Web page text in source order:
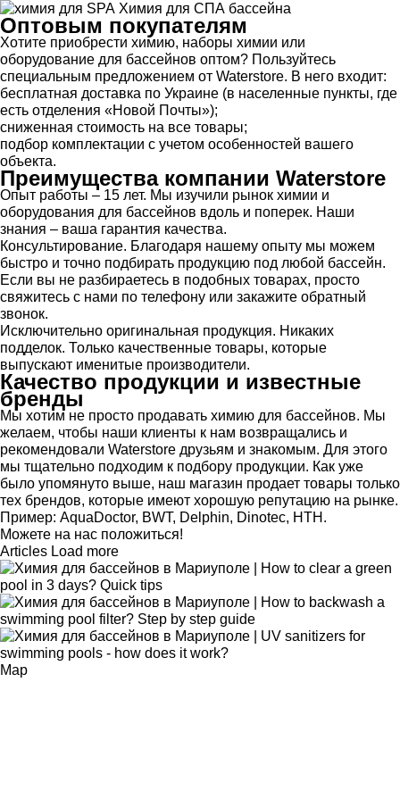
Химия для СПА бассейна
Оптовым покупателям
Хотите приобрести химию, наборы химии или
оборудование для бассейнов оптом? Пользуйтесь
специальным предложением от Waterstore. В него входит:
бесплатная доставка по Украине (в населенные пункты, где
есть отделения «Новой Почты»);
сниженная стоимость на все товары;
подбор комплектации с учетом особенностей вашего
объекта.
Преимущества компании Waterstore
Опыт работы – 15 лет. Мы изучили рынок химии и
оборудования для бассейнов вдоль и поперек. Наши
знания – ваша гарантия качества.
Консультирование. Благодаря нашему опыту мы можем
быстро и точно подбирать продукцию под любой бассейн.
Если вы не разбираетесь в подобных товарах, просто
свяжитесь с нами по телефону или закажите обратный
звонок.
Исключительно оригинальная продукция. Никаких
подделок. Только качественные товары, которые
выпускают именитые производители.
Качество продукции и известные
бренды
Мы хотим не просто продавать химию для бассейнов. Мы
желаем, чтобы наши клиенты к нам возвращались и
рекомендовали Waterstore друзьям и знакомым. Для этого
мы тщательно подходим к подбору продукции. Как уже
было упомянуто выше, наш магазин продает товары только
тех брендов, которые имеют хорошую репутацию на рынке.
Пример: AquaDoctor, BWT, Delphin, Dinotec, HTH.
Можете на нас положиться!
Articles Load more
How to clear a green
pool in 3 days? Quick tips
How to backwash a
swimming pool filter? Step by step guide
UV sanitizers for
swimming pools - how does it work?
Map